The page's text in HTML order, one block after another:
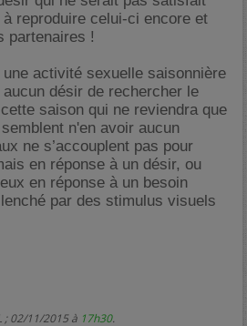
reproduire celui-ci encore et
partenaires !
activité sexuelle saisonnière
désir de rechercher le
saison qui ne reviendra que
n'en avoir aucun
ne s’accouplent pas pour
en réponse à un désir, ou
en réponse à un besoin
par des stimulus visuels
; 02/11/2015 à 17h30.